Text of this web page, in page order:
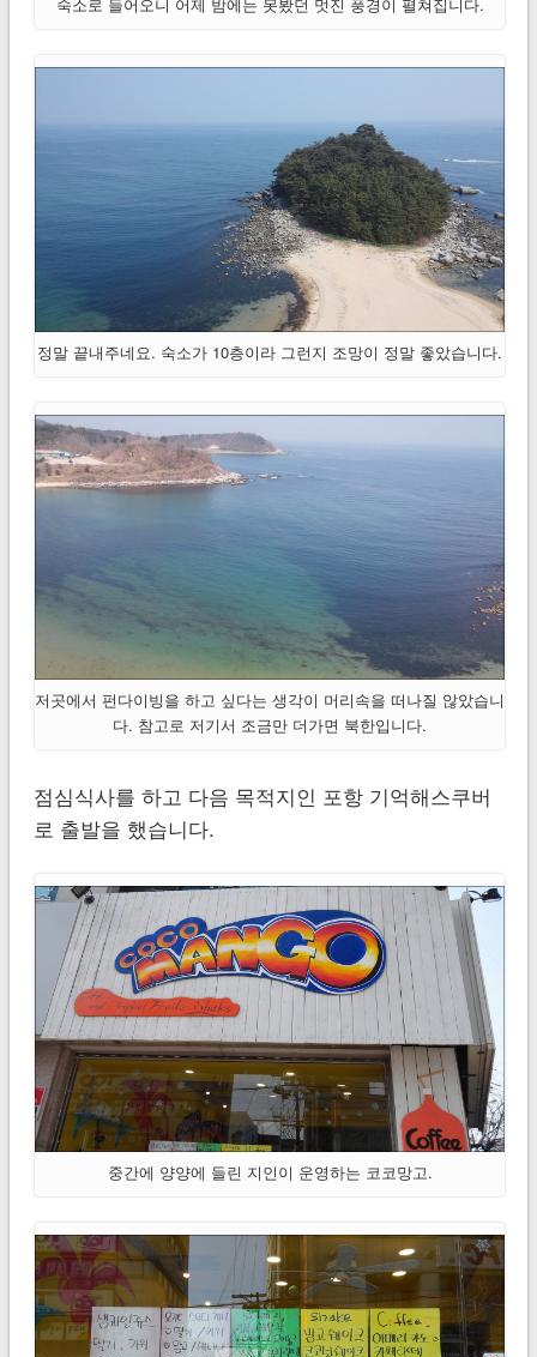
정말 끝내주네요. 숙소가 10층이라 그런지 조망이 정말 좋았습니다.
저곳에서 펀다이빙을 하고 싶다는 생각이 머리속을 떠나질 않았습니
다. 참고로 저기서 조금만 더가면 북한입니다.
점심식사를 하고 다음 목적지인 포항 기억해스쿠버
로 출발을 했습니다.
중간에 양양에 들린 지인이 운영하는 코코망고.